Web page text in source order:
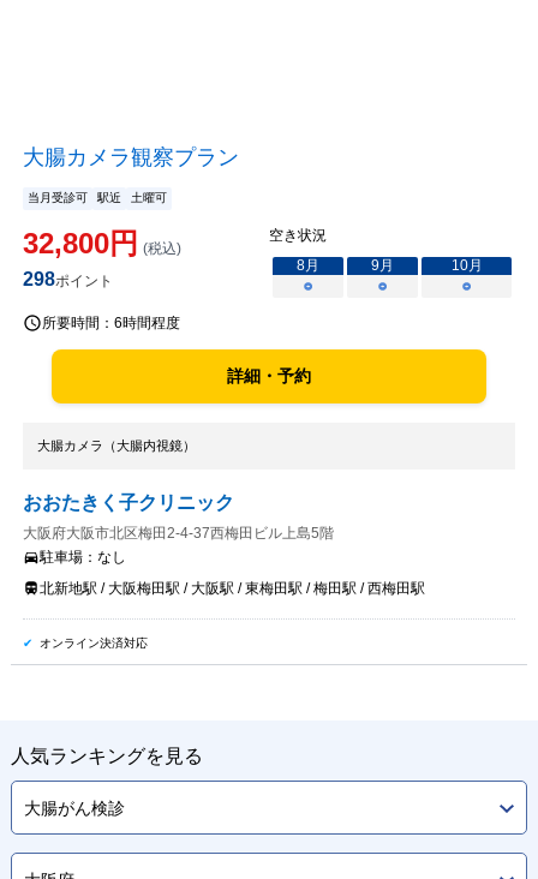
大腸カメラ観察プラン
当月受診可 駅近 土曜可
32,800円 (税込)
298ポイント
空き状況
8月 9月 10月
○
○ ○
所要時間： 6時間程度
詳細・予約
大腸カメラ（大腸内視鏡）
おおたきく子クリニック
大阪府大阪市北区梅田2-4-37西梅田ビル上島5階
駐車場： なし
北新地駅 / 大阪梅田駅 / 大阪駅 / 東梅田駅 / 梅田駅 / 西梅田駅
オンライン決済対応
人気ランキングを見る